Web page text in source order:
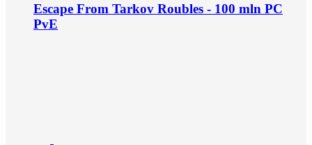
Escape From Tarkov Roubles - 100 mln PC
PvE